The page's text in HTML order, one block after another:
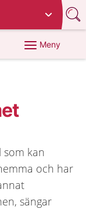
Meny
som kan
och har
sängar